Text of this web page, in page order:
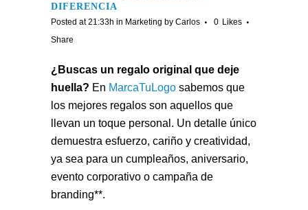
DIFERENCIA
Posted at 21:33h in Marketing by Carlos 0 Likes
Share
¿Buscas un regalo original que deje
huella? En MarcaTuLogo sabemos que
los mejores regalos son aquellos que
llevan un toque personal. Un detalle único
demuestra esfuerzo, cariño y creatividad,
ya sea para un cumpleaños, aniversario,
evento corporativo o campaña de
branding**.